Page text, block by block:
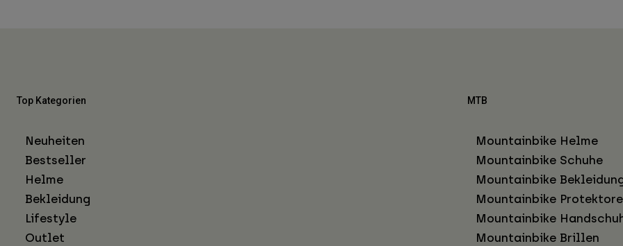
Top Kategorien
Neuheiten
Bestseller
Helme
Bekleidung
Lifestyle
Outlet
MTB
Mountainbike Helme
Mountainbike Schuhe
Mountainbike
Mountainbike
Mountainbike
Mountainbike Brillen